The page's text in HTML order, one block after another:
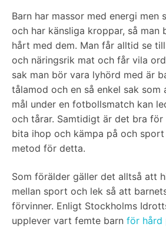
Barn har massor med energi men
och har känsliga kroppar, så man
hårt med dem. Man får alltid se
och näringsrik mat och får vila
sak man bör vara lyhörd med är
tålamod och en så enkel sak
mål under en fotbollsmatch kan
och tårar. Samtidigt är det bra
bita ihop och kämpa på och
metod för detta.
Som förälder gäller det alltså att
mellan sport och lek så att
förvinner. Enligt Stockholms
upplever vart femte barn för hård